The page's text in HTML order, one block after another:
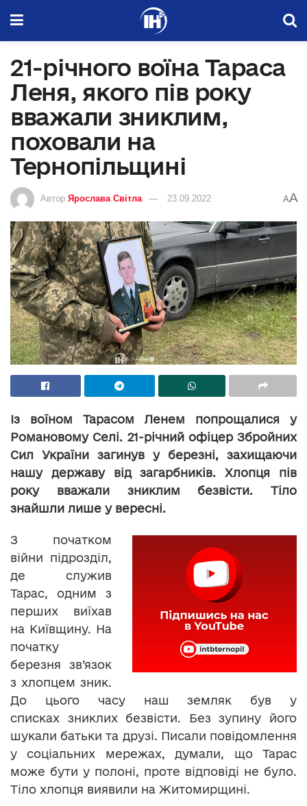
21-річного воїна Тараса
Леня, якого пів року
вважали зниклим,
поховали на
Тернопільщині
Автор Ярослава Світла 23.09.2022 AA
Із воїном Тарасом Ленем попрощалися у
Романовому Селі. 21-річний офіцер Збройних
Сил України загинув у березні, захищаючи
нашу державу від загарбників. Хлопця пів
року вважали зниклим безвісти. Тіло
знайшли лише у вересні.
З початком
війни підрозділ,
де служив
Тарас, одним з
перших виїхав
на Київщину. На
початку
березня зв’язок
з хлопцем зник.
До цього часу наш земляк був у
списках зниклих безвісти. Без зупину його
шукали батьки та друзі. Писали повідомлення
у соціальних мережах, думали, що Тарас
може бути у полоні, проте відповіді не було.
Тіло хлопця виявили на Житомирщині.